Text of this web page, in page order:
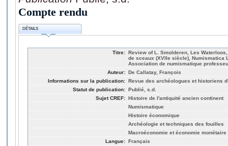
Compte rendu
DÉTAILS
Titre: Review of L. Smolderen, Les
de sceaux (XVIIe siècle), Numismatica
Association de numismatique
Auteur: De Callatay, François
Informations sur la publication: Revue des archéologues et historiens
Statut de publication: Publié, s.d.
Sujet CREF: Histoire de l'antiquité ancien continent
Numismatique
Histoire économique
Archéologie et techniques des fouilles
Macroéconomie et économie monétaire
Langue: Français